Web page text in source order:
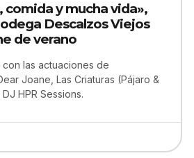
comida y mucha vida»,
Descalzos Viejos
de verano
las actuaciones de
Joane, Las Criaturas (Pájaro &
HPR Sessions.